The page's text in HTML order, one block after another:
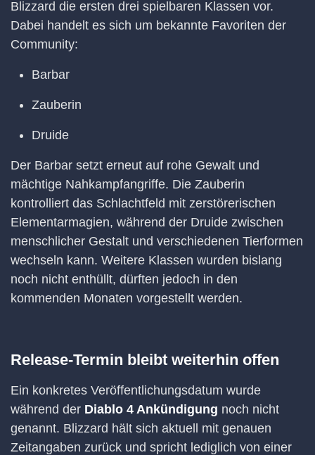
Blizzard die ersten drei spielbaren Klassen vor.
Dabei handelt es sich um bekannte Favoriten der
Community:
Barbar
Zauberin
Druide
Der Barbar setzt erneut auf rohe Gewalt und
mächtige Nahkampfangriffe. Die Zauberin
kontrolliert das Schlachtfeld mit zerstörerischen
Elementarmagien, während der Druide zwischen
menschlicher Gestalt und verschiedenen Tierformen
wechseln kann. Weitere Klassen wurden bislang
noch nicht enthüllt, dürften jedoch in den
kommenden Monaten vorgestellt werden.
Release-Termin bleibt weiterhin offen
Ein konkretes Veröffentlichungsdatum wurde
während der Diablo 4 Ankündigung noch nicht
genannt. Blizzard hält sich aktuell mit genauen
Zeitangaben zurück und spricht lediglich von einer